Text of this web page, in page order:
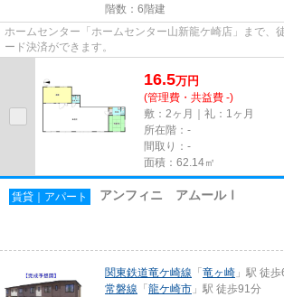
階数：6階建
ホームセンター「ホームセンター山新龍ケ崎店」まで、
ード決済ができます。
16.5万円
(管理費・共益費 -)
敷：2ヶ月｜礼：1ヶ月
所在階：-
間取り：-
面積：62.14㎡
賃貸｜アパート アンフィニ アムールⅠ
関東鉄道竜ケ崎線 「 竜ヶ崎 」駅 徒
常磐線 「 龍ケ崎市 」駅 徒歩91分